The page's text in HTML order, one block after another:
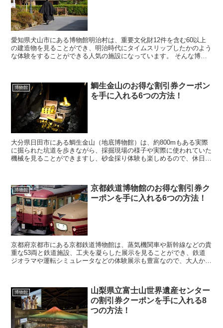
愛知県犬山市にある博物館明治村は、重要文化財12件を含む60以上
の建造物を見ることができ、明治時代にタイムスリップしたかのよう
な体験をすることができる人気の施設になっています。 そんな博物
博物館
鯛生金山のお得な割引券クーポン
を手に入れる6つの方法！
大分県日田市にある鯛生金山（地底博物館）は、約800mもある実際
に掘られた坑道を歩きながら、採掘現場の様子や実際に使われていた
機械を見ることができますし、砂金採り体験も楽しめるので、休日に
博物館
京都鉄道博物館のお得な割引券ク
ーポンを手に入れる6つの方法！
京都府京都市にある京都鉄道博物館は、蒸気機関車や新幹線などの貴
重な53両と鉄道施設、工夫を凝らした展示を見ることができ、鉄道
ジオラマや運転シミュレータなどの体験展示も豊富なので、大人から
博物館
山梨県立富士山世界遺産センター
の割引券クーポンを手に入れる8
つの方法！